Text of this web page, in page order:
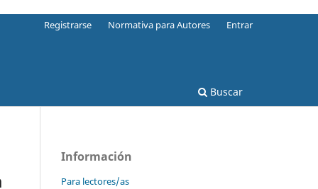
Buscar
Registrarse Normativa para Autores Entrar
Información
Para lectores/as